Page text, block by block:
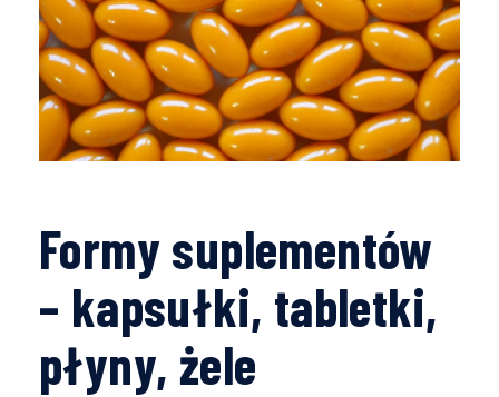
Formy suplementów
– kapsułki, tabletki,
płyny, żele